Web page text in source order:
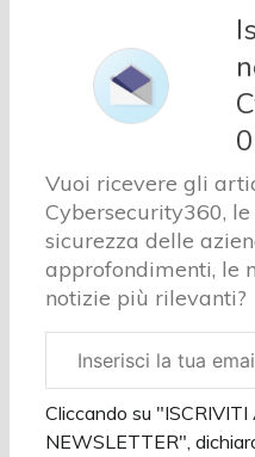
e analisi
e
Chi
siamo
0
Vuoi ricevere gli
Cybersecurity360,
sicurezza delle
approfondimenti, le
notizie più rilevanti?
aziendale
Cliccando su
NEWSLETTER",